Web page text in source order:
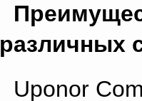
различных
Uponor